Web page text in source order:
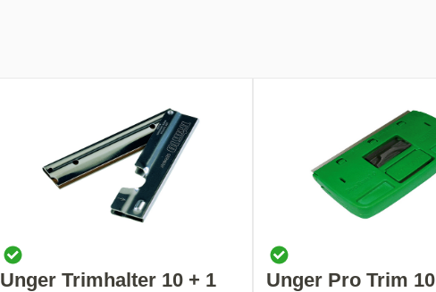
Unger Trimhalter 10 + 1
Unger Pro Trim 10